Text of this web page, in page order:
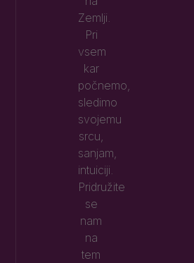
Zemlji.
Pri
vsem
kar
počnemo,
sledimo
svojemu
srcu,
sanjam,
intuiciji.
Pridružite
se
nam
na
tem